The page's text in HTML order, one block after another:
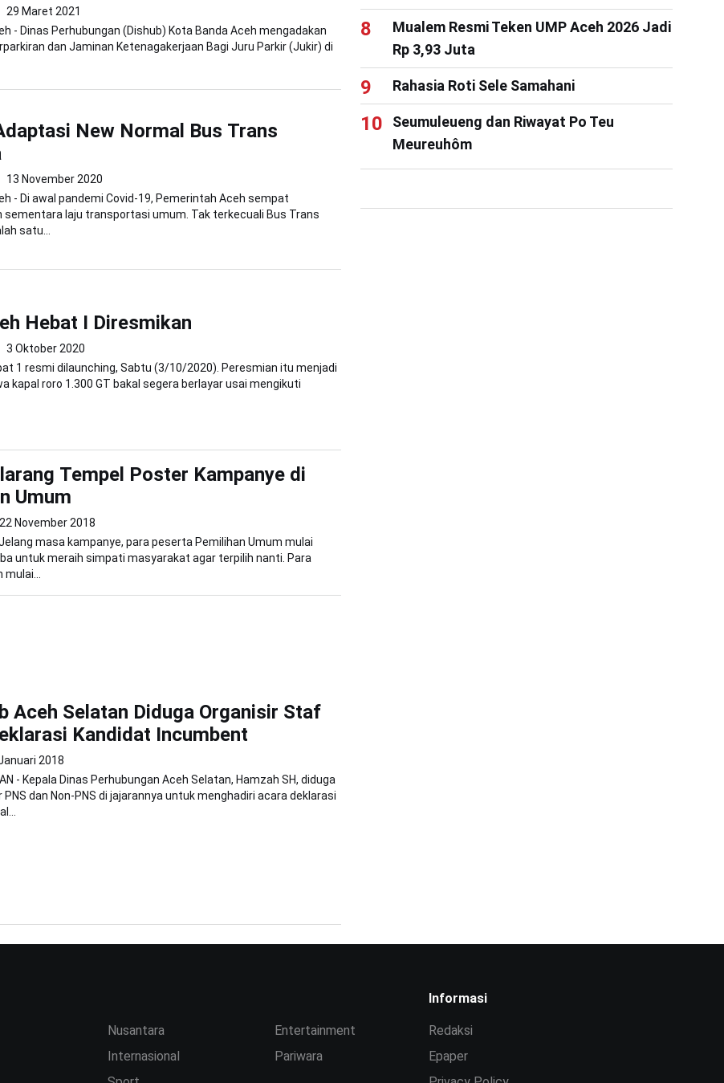
29 Maret 2021
- Dinas Perhubungan (Dishub) Kota Banda Aceh mengadakan
dan Jaminan Ketenagakerjaan Bagi Juru Parkir (Jukir) di
New Normal Bus Trans
13 November 2020
- Di awal pandemi Covid-19, Pemerintah Aceh sempat
sementara laju transportasi umum. Tak terkecuali Bus Trans
satu...
Hebat I Diresmikan
3 Oktober 2020
1 resmi dilaunching, Sabtu (3/10/2020). Peresmian itu menjadi
kapal roro 1.300 GT bakal segera berlayar usai mengikuti
Tempel Poster Kampanye di
Umum
22 November 2018
masa kampanye, para peserta Pemilihan Umum mulai
untuk meraih simpati masyarakat agar terpilih nanti. Para
Aceh Selatan Diduga Organisir Staf
Kandidat Incumbent
2018
- Kepala Dinas Perhubungan Aceh Selatan, Hamzah SH, diduga
dan Non-PNS di jajarannya untuk menghadiri acara deklarasi
Mualem Resmi Teken UMP Aceh 2026 Jadi
Rp 3,93 Juta
Rahasia Roti Sele Samahani
Seumuleueng dan Riwayat Po Teu
Meureuhôm
Nusantara
Internasional
Entertainment
Pariwara
Informasi
Redaksi
Epaper